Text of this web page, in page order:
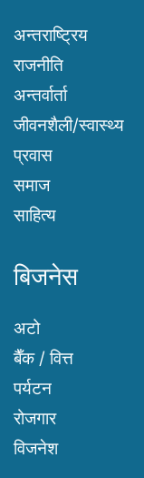
अन्तराष्ट्रिय
राजनीति
अन्तर्वार्ता
जीवनशैली/स्वास्थ्य
प्रवास
समाज
साहित्य
बिजनेस
अटो
बैँक / वित्त
पर्यटन
रोजगार
विजनेश